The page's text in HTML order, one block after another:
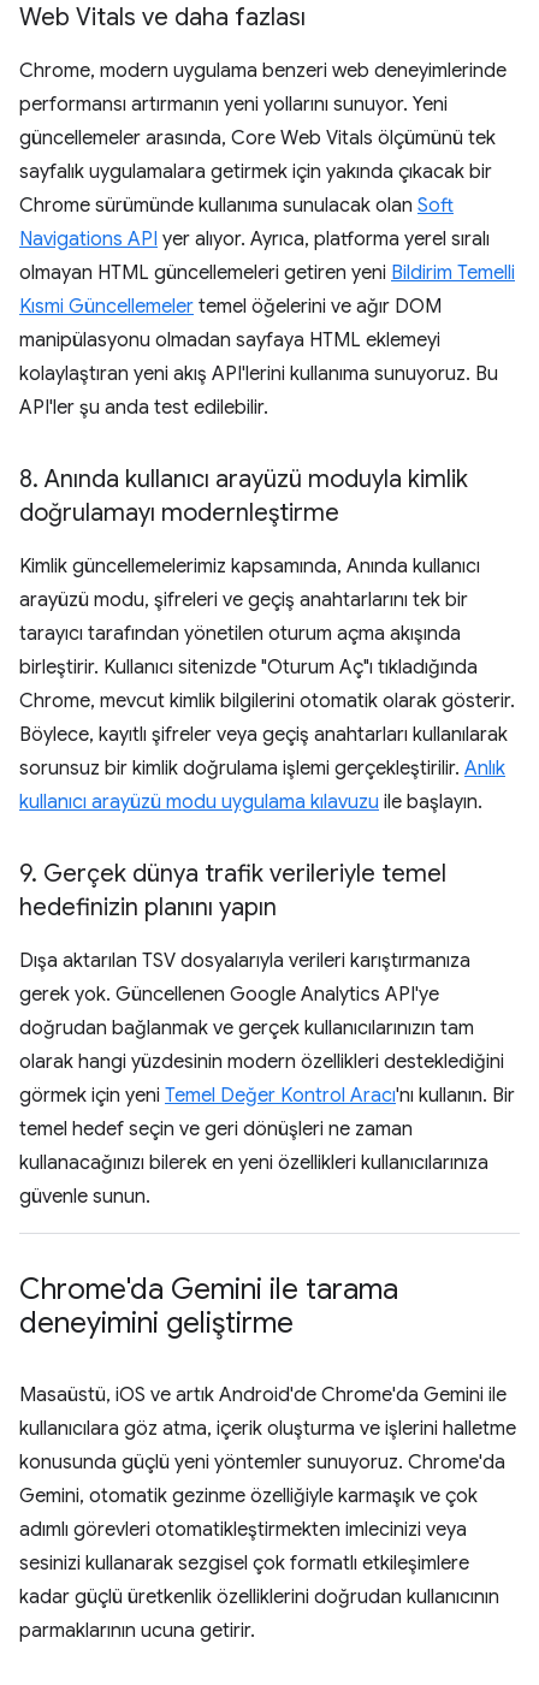
Web Vitals ve daha fazlası
Chrome, modern uygulama benzeri web deneyimlerinde
performansı artırmanın yeni yollarını sunuyor. Yeni
güncellemeler arasında, Core Web Vitals ölçümünü tek
sayfalık uygulamalara getirmek için yakında çıkacak bir
Chrome sürümünde kullanıma sunulacak olan Soft
Navigations API yer alıyor. Ayrıca, platforma yerel sıralı
olmayan HTML güncellemeleri getiren yeni Bildirim Temelli
Kısmi Güncellemeler temel öğelerini ve ağır DOM
manipülasyonu olmadan sayfaya HTML eklemeyi
kolaylaştıran yeni akış API'lerini kullanıma sunuyoruz. Bu
API'ler şu anda test edilebilir.
8. Anında kullanıcı arayüzü moduyla kimlik
doğrulamayı modernleştirme
Kimlik güncellemelerimiz kapsamında, Anında kullanıcı
arayüzü modu, şifreleri ve geçiş anahtarlarını tek bir
tarayıcı tarafından yönetilen oturum açma akışında
birleştirir. Kullanıcı sitenizde "Oturum Aç"ı tıkladığında
Chrome, mevcut kimlik bilgilerini otomatik olarak gösterir.
Böylece, kayıtlı şifreler veya geçiş anahtarları kullanılarak
sorunsuz bir kimlik doğrulama işlemi gerçekleştirilir. Anlık
kullanıcı arayüzü modu uygulama kılavuzu ile başlayın.
9. Gerçek dünya trafik verileriyle temel
hedefinizin planını yapın
Dışa aktarılan TSV dosyalarıyla verileri karıştırmanıza
gerek yok. Güncellenen Google Analytics API'ye
doğrudan bağlanmak ve gerçek kullanıcılarınızın tam
olarak hangi yüzdesinin modern özellikleri desteklediğini
görmek için yeni Temel Değer Kontrol Aracı'nı kullanın. Bir
temel hedef seçin ve geri dönüşleri ne zaman
kullanacağınızı bilerek en yeni özellikleri kullanıcılarınıza
güvenle sunun.
Chrome'da Gemini ile tarama
deneyimini geliştirme
Masaüstü, iOS ve artık Android'de Chrome'da Gemini ile
kullanıcılara göz atma, içerik oluşturma ve işlerini halletme
konusunda güçlü yeni yöntemler sunuyoruz. Chrome'da
Gemini, otomatik gezinme özelliğiyle karmaşık ve çok
adımlı görevleri otomatikleştirmekten imlecinizi veya
sesinizi kullanarak sezgisel çok formatlı etkileşimlere
kadar güçlü üretkenlik özelliklerini doğrudan kullanıcının
parmaklarının ucuna getirir.